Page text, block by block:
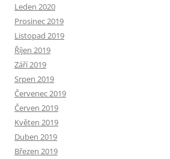
Leden 2020
Prosinec 2019
Listopad 2019
Říjen 2019
Září 2019
Srpen 2019
Červenec 2019
Červen 2019
Květen 2019
Duben 2019
Březen 2019